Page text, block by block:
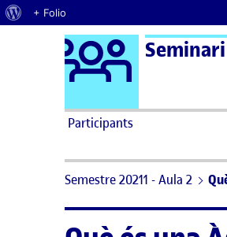
Quant al WordPress
+ Folio
Saltar al contingut Logo Ágora
Participants
Semestre 20211 - Aula 2